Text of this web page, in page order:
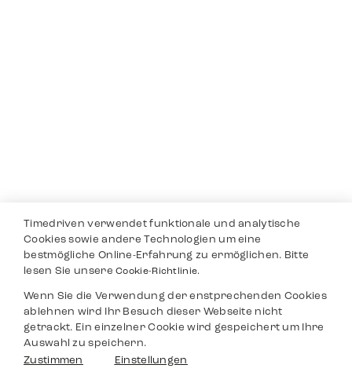
Timedriven verwendet funktionale und analytische
Cookies sowie andere Technologien um eine
bestmögliche Online-Erfahrung zu ermöglichen. Bitte
lesen Sie unsereCookie-Richtlinie.
Wenn Sie die Verwendung der enstprechenden Cookies
ablehnen wird Ihr Besuch dieser Webseite nicht
getrackt. Ein einzelner Cookie wird gespeichert um Ihre
Auswahl zu speichern.
Zustimmen
Einstellungen